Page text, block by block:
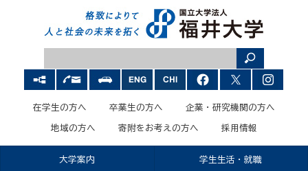
在学生の方へ 卒業生の方へ 企業・研究機関の方へ
地域の方へ 寄附をお考えの方へ 採用情報
大学案内 学生生活・就職